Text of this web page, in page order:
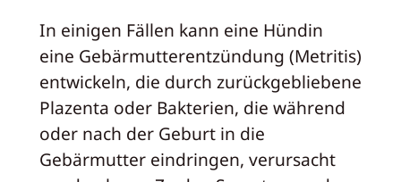
In einigen Fällen kann eine Hündin
eine Gebärmutterentzündung (Metritis)
entwickeln, die durch zurückgebliebene
Plazenta oder Bakterien, die während
oder nach der Geburt in die
Gebärmutter eindringen, verursacht